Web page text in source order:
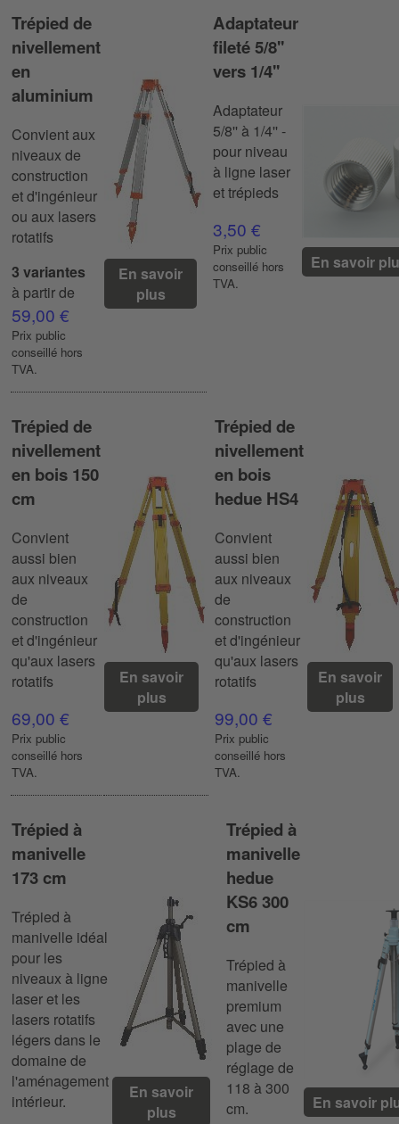
Trépied de
nivellement
en
aluminium
Convient aux
niveaux de
construction
et d'ingénieur
ou aux lasers
rotatifs
3 variantes
à partir de
59,00 €
Prix ​​public
conseillé hors
TVA.
En savoir
plus
Adaptateur
fileté 5/8''
vers 1/4''
Adaptateur
5/8'' à 1/4'' -
pour niveau
à ligne laser
et trépieds
3,50 €
Prix ​​public
conseillé hors
TVA.
En savoir
Trépied de
nivellement
en bois 150
cm
Convient
aussi bien
aux niveaux
de
construction
et d'ingénieur
qu'aux lasers
rotatifs
69,00 €
Prix ​​public
conseillé hors
TVA.
En savoir
plus
Trépied de
nivellement
en bois
hedue HS4
Convient
aussi bien
aux niveaux
de
construction
et d'ingénieur
qu'aux lasers
rotatifs
99,00 €
Prix ​​public
conseillé hors
TVA.
En savoir
plus
Trépied à
manivelle
173 cm
Trépied à
manivelle idéal
pour les
niveaux à ligne
laser et les
lasers rotatifs
légers dans le
domaine de
l'aménagement
intérieur.
En savoir
plus
Trépied à
manivelle
hedue
KS6 300
cm
Trépied à
manivelle
premium
avec une
plage de
réglage de
118 à 300
cm.
En savoir